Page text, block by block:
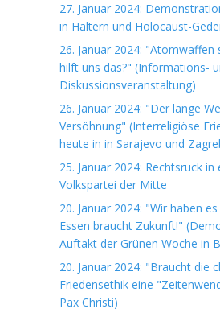
27. Januar 2024:
in Haltern und Holocaust-
26. Januar 2024: "Atomwaffen
hilft uns das?" (Informations-
Diskussionsveranstaltung)
26. Januar 2024: "Der lange
Versöhnung" (Interreligiöse
heute in in Sarajevo und
25. Januar 2024: Rechtsruck
Volkspartei der Mitte
20. Januar 2024: "Wir haben
Essen braucht Zukunft!"
Auftakt der Grünen Woche in
20. Januar 2024: "Braucht die
Friedensethik eine
Pax Christi)